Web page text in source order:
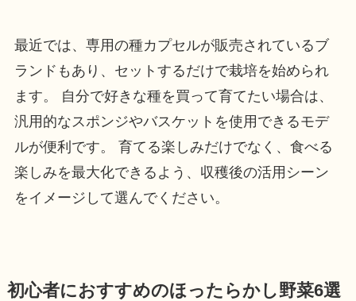
最近では、専用の種カプセルが販売されているブ
ランドもあり、セットするだけで栽培を始められ
ます。 自分で好きな種を買って育てたい場合は、
汎用的なスポンジやバスケットを使用できるモデ
ルが便利です。 育てる楽しみだけでなく、食べる
楽しみを最大化できるよう、収穫後の活用シーン
をイメージして選んでください。
初心者におすすめのほったらかし野菜6選